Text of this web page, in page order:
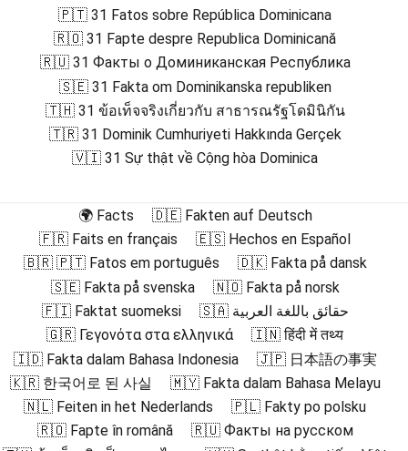
🇵🇹 31 Fatos sobre República Dominicana
🇷🇴 31 Fapte despre Republica Dominicană
🇷🇺 31 Факты о Доминиканская Республика
🇸🇪 31 Fakta om Dominikanska republiken
🇹🇭 31 ข้อเท็จจริงเกี่ยวกับ สาธารณรัฐโดมินิกัน
🇹🇷 31 Dominik Cumhuriyeti Hakkında Gerçek
🇻🇮 31 Sự thật về Cộng hòa Dominica
🌍 Facts
🇩🇪 Fakten auf Deutsch
🇫🇷 Faits en français
🇪🇸 Hechos en Español
🇧🇷 🇵🇹 Fatos em português
🇩🇰 Fakta på dansk
🇸🇪 Fakta på svenska
🇳🇴 Fakta på norsk
🇫🇮 Faktat suomeksi
🇸🇦 حقائق باللغة العربية
🇬🇷 Γεγονότα στα ελληνικά
🇮🇳 हिंदी में तथ्य
🇮🇩 Fakta dalam Bahasa Indonesia
🇯🇵 日本語の事実
🇰🇷 한국어로 된 사실
🇲🇾 Fakta dalam Bahasa Melayu
🇳🇱 Feiten in het Nederlands
🇵🇱 Fakty po polsku
🇷🇴 Fapte în română
🇷🇺 Факты на русском